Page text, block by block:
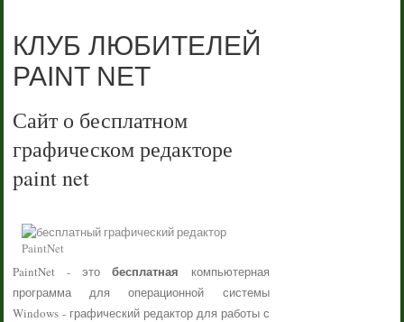
КЛУБ ЛЮБИТЕЛЕЙ
PAINT NET
Сайт о бесплатном
графическом редакторе
paint net
PaintNet - этобесплатная компьютерная
программа для операционной системы
Windows - графический редактор для работы с